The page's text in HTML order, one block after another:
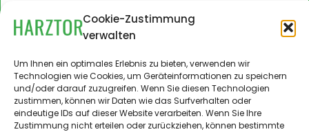
Cookie-Zustimmung
verwalten
Um Ihnen ein optimales Erlebnis zu bieten, verwenden wir
Technologien wie Cookies, um Geräteinformationen zu speichern
und/oder darauf zuzugreifen. Wenn Sie diesen Technologien
zustimmen, können wir Daten wie das Surfverhalten oder
eindeutige IDs auf dieser Website verarbeiten. Wenn Sie Ihre
Zustimmung nicht erteilen oder zurückziehen, können bestimmte
Barrierefreiheit
Impressum
Datenschutzerklärung
Administration
Harztor.de als Web-App
auf